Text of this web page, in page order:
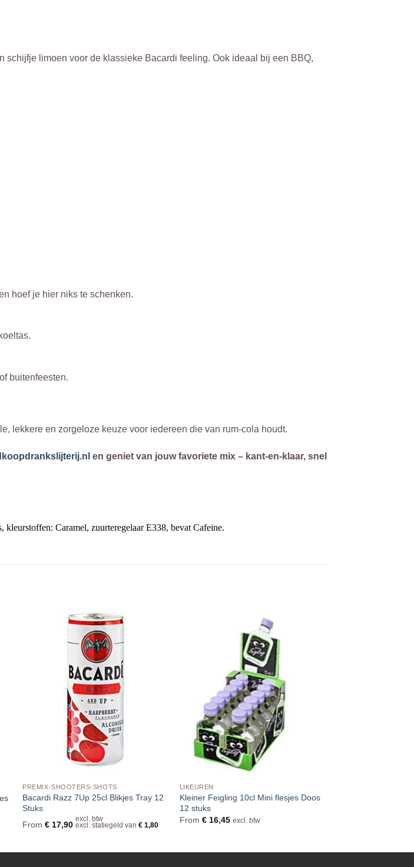
limoen voor de klassieke Bacardi feeling. Ook ideaal bij een BBQ,
hoef je hier niks te schenken.
buitenfeesten.
lekkere en zorgeloze keuze voor iedereen die van rum-cola houdt.
en geniet van jouw favoriete mix – kant-en-klaar, snel
Caramel, zuurteregelaar E338, bevat Cafeine.
PREMIX-SHOOTERS-SHOTS
Bacardi Razz 7Up 25cl Blikjes Tray 12
Stuks
From€ 17,90
excl. btw
excl. statiegeld van€ 1,80
LIKEUREN
Kleiner Feigling 10cl Mini flesjes Doos
12 stuks
From €16,45 excl. btw